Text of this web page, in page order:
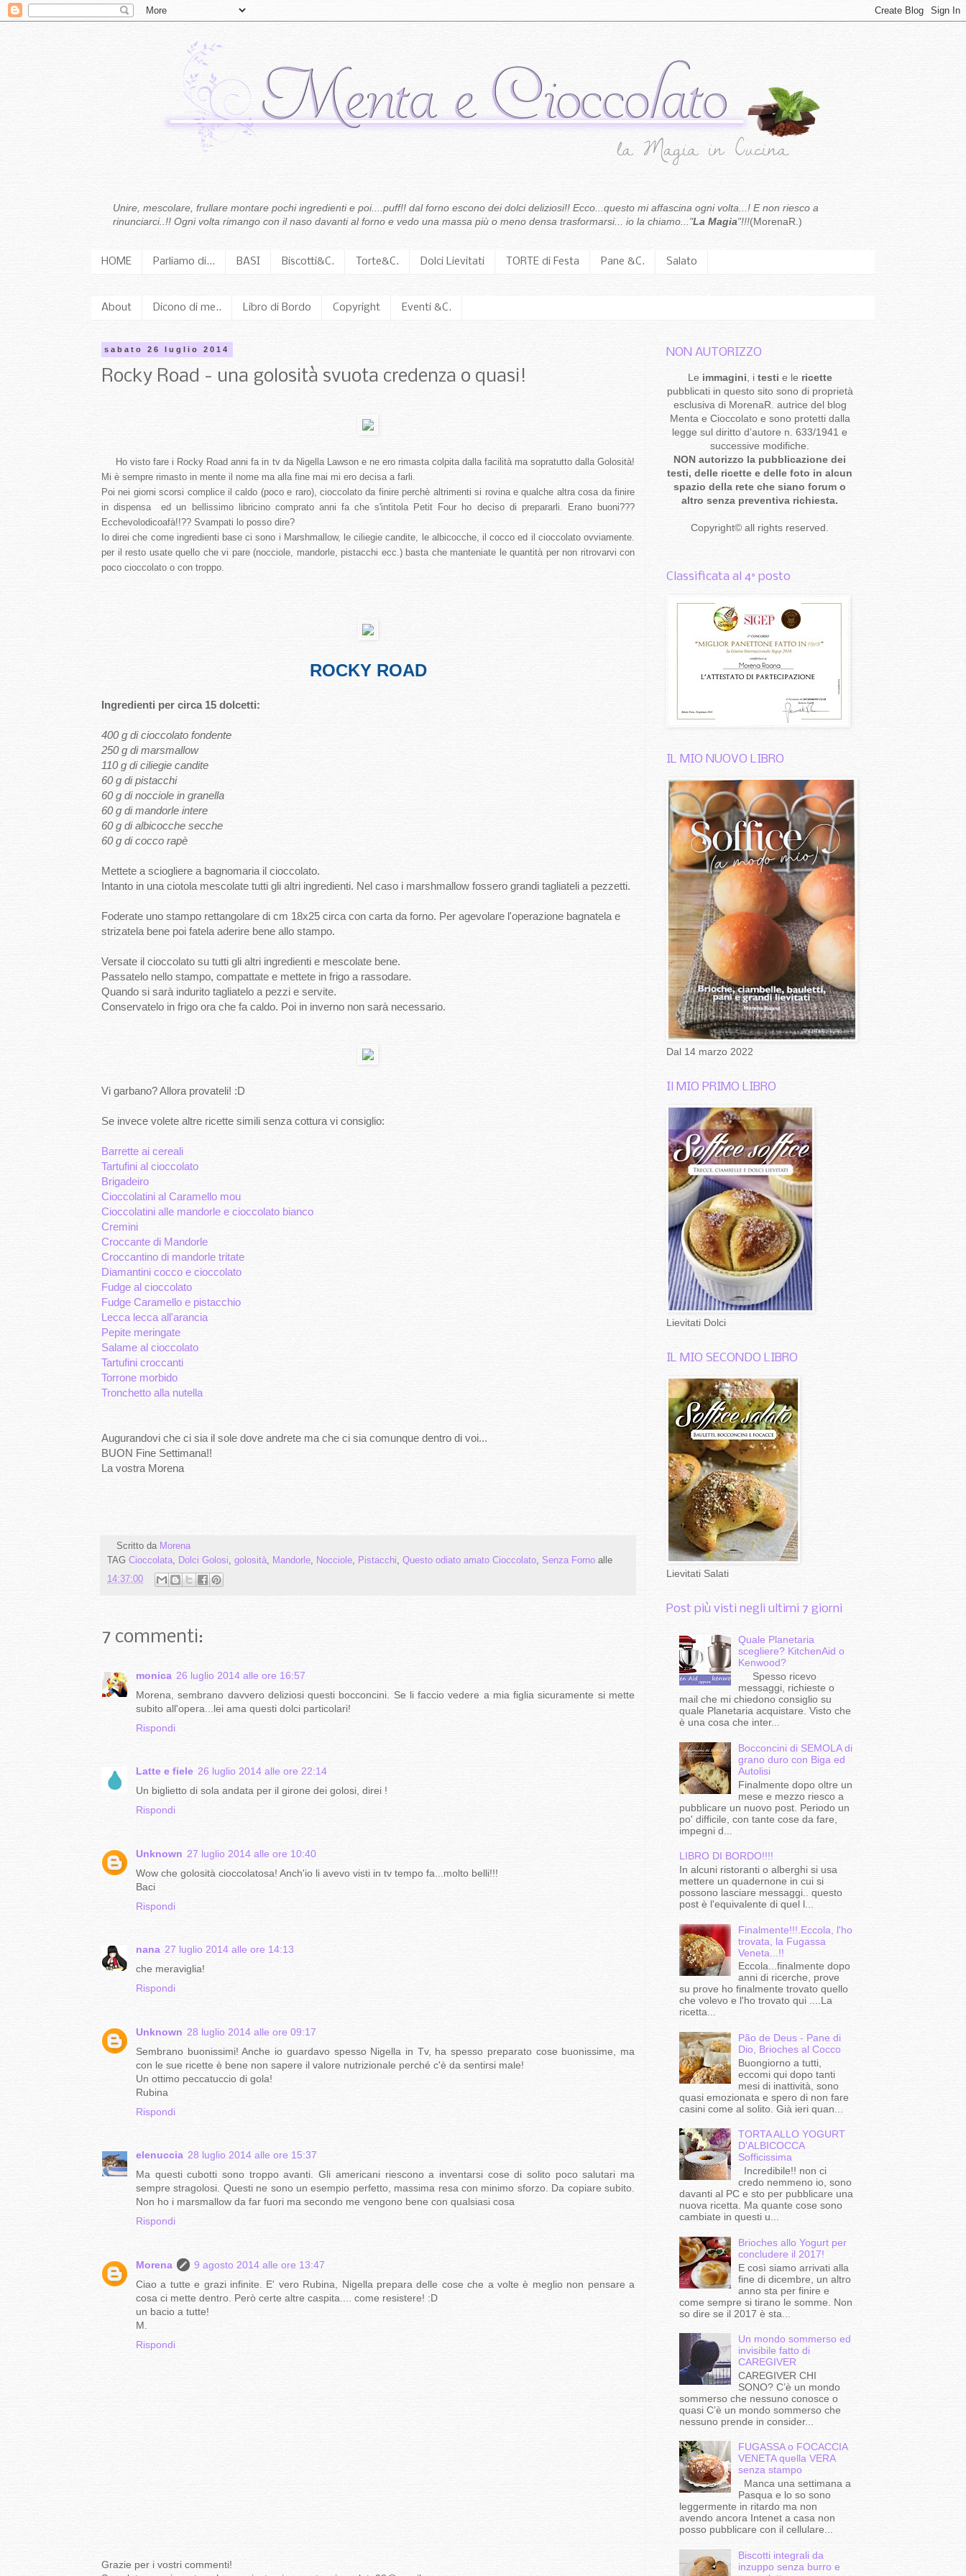
Unire, mescolare, frullare montare pochi ingredienti e poi....puff!! dal forno escono dei dolci deliziosi!! Ecco...questo mi affascina ogni volta...! E non riesco a
rinunciarci..!! Ogni volta rimango con il naso davanti al forno e vedo una massa più o meno densa trasformarsi... io la chiamo..."La Magia"!!!(MorenaR.)
HOME Parliamo di... BASI Biscotti&C. Torte&C. Dolci Lievitati TORTE di Festa Pane &C. Salato
About Dicono di me.. Libro di Bordo Copyright Eventi &C.
sabato 26 luglio 2014
Rocky Road - una golosità svuota credenza o quasi!
Ho visto fare i Rocky Road anni fa in tv da Nigella Lawson e ne ero rimasta colpita dalla facilità ma sopratutto dalla Golosità!
Mi è sempre rimasto in mente il nome ma alla fine mai mi ero decisa a farli.
Poi nei giorni scorsi complice il caldo (poco e raro), cioccolato da finire perchè altrimenti si rovina e qualche altra cosa da finire
in dispensa ed un bellissimo libricino comprato anni fa che s'intitola Petit Four ho deciso di prepararli. Erano buoni???
Ecchevolodicoafà!!?? Svampati lo posso dire?
Io direi che come ingredienti base ci sono i Marshmallow, le ciliegie candite, le albicocche, il cocco ed il cioccolato ovviamente.
per il resto usate quello che vi pare (nocciole, mandorle, pistacchi ecc.) basta che manteniate le quantità per non ritrovarvi con
poco cioccolato o con troppo.
ROCKY ROAD
Ingredienti per circa 15 dolcetti:
400 g di cioccolato fondente
250 g di marsmallow
110 g di ciliegie candite
60 g di pistacchi
60 g di nocciole in granella
60 g di mandorle intere
60 g di albicocche secche
60 g di cocco rapè
Mettete a sciogliere a bagnomaria il cioccolato.
Intanto in una ciotola mescolate tutti gli altri ingredienti. Nel caso i marshmallow fossero grandi tagliateli a pezzetti.
Foderate uno stampo rettangolare di cm 18x25 circa con carta da forno. Per agevolare l'operazione bagnatela e
strizatela bene poi fatela aderire bene allo stampo.
Versate il cioccolato su tutti gli altri ingredienti e mescolate bene.
Passatelo nello stampo, compattate e mettete in frigo a rassodare.
Quando si sarà indurito tagliatelo a pezzi e servite.
Conservatelo in frigo ora che fa caldo. Poi in inverno non sarà necessario.
Vi garbano? Allora provateli! :D
Se invece volete altre ricette simili senza cottura vi consiglio:
Barrette ai cereali
Tartufini al cioccolato
Brigadeiro
Cioccolatini al Caramello mou
Cioccolatini alle mandorle e cioccolato bianco
Cremini
Croccante di Mandorle
Croccantino di mandorle tritate
Diamantini cocco e cioccolato
Fudge al cioccolato
Fudge Caramello e pistacchio
Lecca lecca all'arancia
Pepite meringate
Salame al cioccolato
Tartufini croccanti
Torrone morbido
Tronchetto alla nutella
Augurandovi che ci sia il sole dove andrete ma che ci sia comunque dentro di voi...
BUON Fine Settimana!!
La vostra Morena
Scritto da Morena
TAG Cioccolata, Dolci Golosi, golosità, Mandorle, Nocciole, Pistacchi, Questo odiato amato Cioccolato, Senza Forno alle
14:37:00
7 commenti:
monica 26 luglio 2014 alle ore 16:57
Morena, sembrano davvero deliziosi questi bocconcini. Se li faccio vedere a mia figlia sicuramente si mette
subito all'opera...lei ama questi dolci particolari!
Rispondi
Latte e fiele 26 luglio 2014 alle ore 22:14
Un biglietto di sola andata per il girone dei golosi, direi !
Rispondi
Unknown 27 luglio 2014 alle ore 10:40
Wow che golosità cioccolatosa! Anch'io li avevo visti in tv tempo fa...molto belli!!!
Baci
Rispondi
nana 27 luglio 2014 alle ore 14:13
che meraviglia!
Rispondi
Unknown 28 luglio 2014 alle ore 09:17
Sembrano buonissimi! Anche io guardavo spesso Nigella in Tv, ha spesso preparato cose buonissime, ma
con le sue ricette è bene non sapere il valore nutrizionale perché c'è da sentirsi male!
Un ottimo peccatuccio di gola!
Rubina
Rispondi
elenuccia 28 luglio 2014 alle ore 15:37
Ma questi cubotti sono troppo avanti. Gli americani riescono a inventarsi cose di solito poco salutari ma
sempre stragolosi. Questi ne sono un esempio perfetto, massima resa con minimo sforzo. Da copiare subito.
Non ho i marsmallow da far fuori ma secondo me vengono bene con qualsiasi cosa
Rispondi
Morena
9 agosto 2014 alle ore 13:47
Ciao a tutte e grazi infinite. E' vero Rubina, Nigella prepara delle cose che a volte è meglio non pensare a
cosa ci mette dentro. Però certe altre caspita.... come resistere! :D
un bacio a tutte!
M.
Rispondi
Grazie per i vostri commenti!
NON AUTORIZZO
Le immagini , i testi e le ricette
pubblicati in questo sito sono di proprietà
esclusiva di MorenaR. autrice del blog
Menta e Cioccolato e sono protetti dalla
legge sul diritto d’autore n. 633/1941 e
successive modifiche.
NON autorizzo la pubblicazione dei
testi, delle ricette e delle foto in alcun
spazio della rete che siano forum o
altro senza preventiva richiesta.
Copyright© all rights reserved
Classificata al 4° posto
IL MIO NUOVO LIBRO
Dal 14 marzo 2022
Il MIO PRIMO LIBRO
Lievitati Dolci
IL MIO SECONDO LIBRO
Lievitati Salati
Post più visti negli ultimi 7 giorni
Quale Planetaria
scegliere? KitchenAid o
Kenwood?
Spesso ricevo
messaggi, richieste o
mail che mi chiedono consiglio su
quale Planetaria acquistare. Visto che
è una cosa che inter...
Bocconcini di SEMOLA di
grano duro con Biga ed
Autolisi
Finalmente dopo oltre un
mese e mezzo riesco a
pubblicare un nuovo post. Periodo un
po' difficile, con tante cose da fare,
impegni d...
LIBRO DI BORDO!!!!
In alcuni ristoranti o alberghi si usa
mettere un quadernone in cui si
possono lasciare messaggi.. questo
post è l'equivalente di quel l...
Finalmente!!!.Eccola, l'ho
trovata, la Fugassa
Veneta...!!
Eccola...finalmente dopo
anni di ricerche, prove
su prove ho finalmente trovato quello
che volevo e l'ho trovato qui ....La
ricetta...
Pão de Deus - Pane di
Dio, Brioches al Cocco
Buongiorno a tutti,
eccomi qui dopo tanti
mesi di inattività, sono
quasi emozionata e spero di non fare
casini come al solito. Già ieri quan...
TORTA ALLO YOGURT
D'ALBICOCCA
Sofficissima
Incredibile!! non ci
credo nemmeno io, sono
davanti al PC e sto per pubblicare una
nuova ricetta. Ma quante cose sono
cambiate in questi u...
Brioches allo Yogurt per
concludere il 2017!
E così siamo arrivati alla
fine di dicembre, un altro
anno sta per finire e
come sempre si tirano le somme. Non
so dire se il 2017 è sta...
Un mondo sommerso ed
invisibile fatto di
CAREGIVER
CAREGIVER CHI
SONO? C’è un mondo
sommerso che nessuno conosce o
quasi C’è un mondo sommerso che
nessuno prende in consider...
FUGASSA o FOCACCIA
VENETA quella VERA
senza stampo
Manca una settimana a
Pasqua e lo so sono
leggermente in ritardo ma non
avendo ancora Intenet a casa non
posso pubblicare con il cellulare...
Biscotti integrali da
inzuppo senza burro e